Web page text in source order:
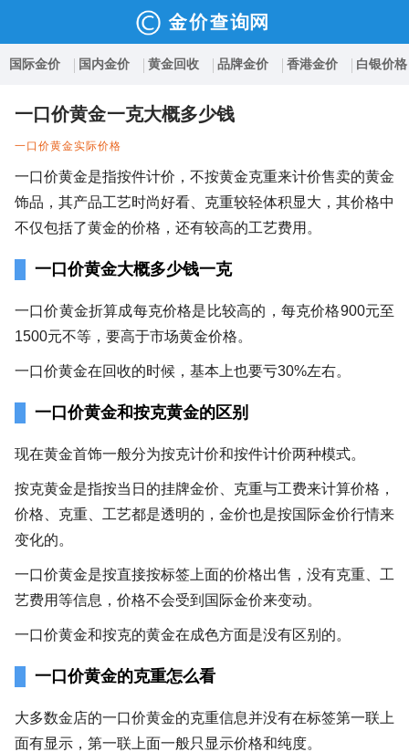
国际金价 国内金价 黄金回收 品牌金价 香港金价 白银价格
一口价黄金一克大概多少钱
一口价黄金实际价格
一口价黄金是指按件计价，不按黄金克重来计价售卖的黄金
饰品，其产品工艺时尚好看、克重较轻体积显大，其价格中
不仅包括了黄金的价格，还有较高的工艺费用。
一口价黄金大概多少钱一克
一口价黄金折算成每克价格是比较高的，每克价格900元至
1500元不等，要高于市场黄金价格。
一口价黄金在回收的时候，基本上也要亏30%左右。
一口价黄金和按克黄金的区别
现在黄金首饰一般分为按克计价和按件计价两种模式。
按克黄金是指按当日的挂牌金价、克重与工费来计算价格，
价格、克重、工艺都是透明的，金价也是按国际金价行情来
变化的。
一口价黄金是按直接按标签上面的价格出售，没有克重、工
艺费用等信息，价格不会受到国际金价来变动。
一口价黄金和按克的黄金在成色方面是没有区别的。
一口价黄金的克重怎么看
大多数金店的一口价黄金的克重信息并没有在标签第一联上
面有显示，第一联上面一般只显示价格和纯度。